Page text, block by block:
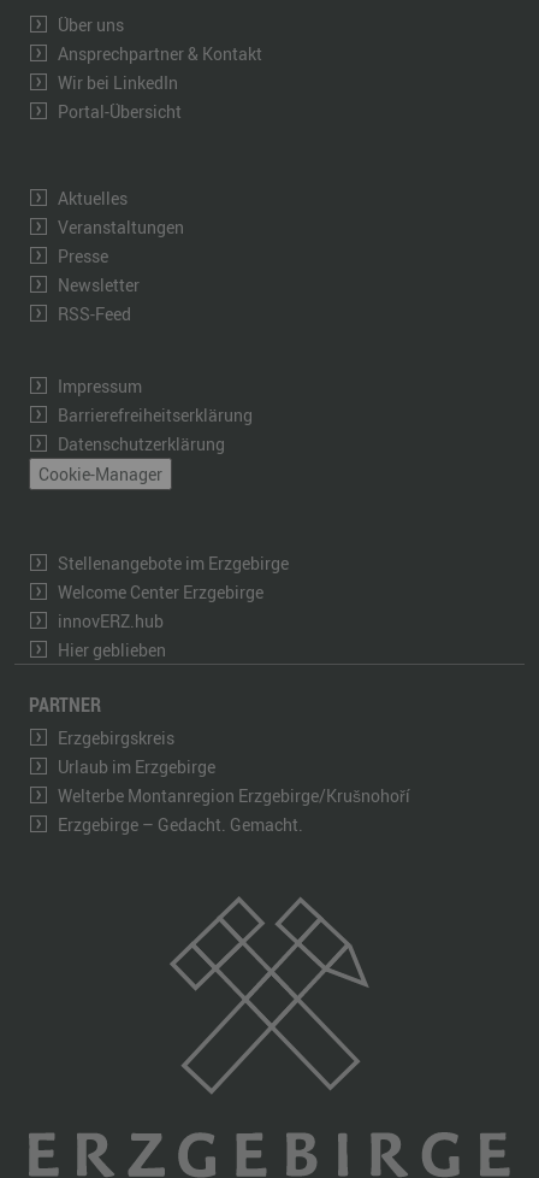
Über uns
Ansprechpartner & Kontakt
Wir bei LinkedIn
Portal-Übersicht
Aktuelles
Veranstaltungen
Presse
Newsletter
RSS-Feed
Impressum
Barrierefreiheitserklärung
Datenschutzerklärung
Cookie-Manager
Stellenangebote im Erzgebirge
Welcome Center Erzgebirge
innovERZ.hub
Hier geblieben
PARTNER
Erzgebirgskreis
Urlaub im Erzgebirge
Welterbe Montanregion Erzgebirge/Krušnohoří
Erzgebirge – Gedacht. Gemacht.